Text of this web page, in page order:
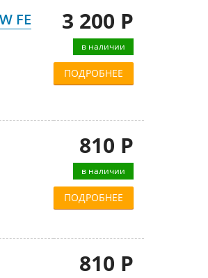
FE
3 200 Р
в наличии
ПОДРОБНЕЕ
810 Р
в наличии
ПОДРОБНЕЕ
810 Р